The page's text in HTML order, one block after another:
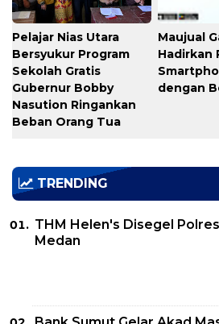
Pelajar Nias Utara
Bersyukur Program
Sekolah Gratis
Gubernur Bobby
Nasution Ringankan
Beban Orang Tua
Maujual
Hadirkan
dengan
TRENDING
THM Helen's Disegel
Medan